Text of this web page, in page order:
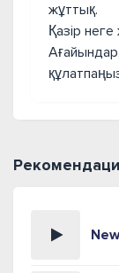
жұттық.
Қазір